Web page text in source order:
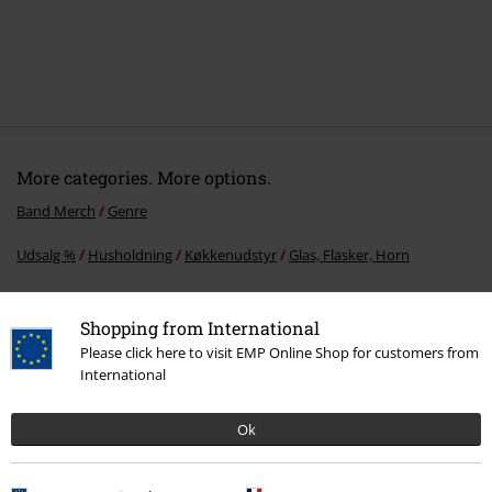
Shopping from International
Please click here to visit EMP Online Shop for customers from
International
Ok
More categories. More options.
Band Merch Genre
Udsalg % Husholdning Køkkenudstyr Glas, Flasker, Horn
Udsalg % Husholdning Køkkenudstyr Kopper & Krus
Udsalg % Bandmerch Homeware
Bolig & fritid
Horn